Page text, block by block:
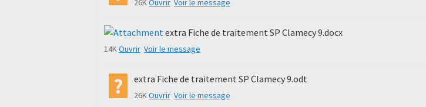
26KOuvrir Voir le message
extra Fiche de traitement SP Clamecy 9.docx
14KOuvrir Voir le message
extra Fiche de traitement SP Clamecy 9.odt
26KOuvrir Voir le message